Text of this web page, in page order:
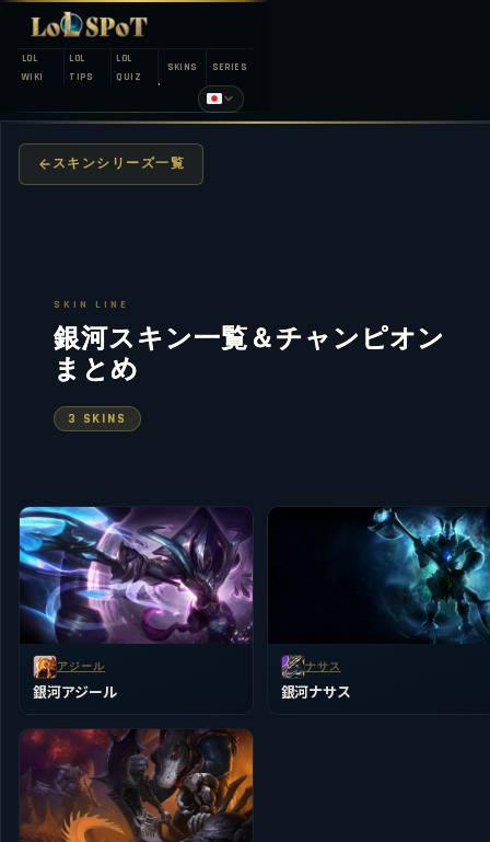
LOL
WIKI
LOL
TIPS
LOL
QUIZ
SKINS SERIES
スキンシリーズ一覧
SKIN LINE
銀河スキン一覧＆チャンピオン
まとめ
3 SKINS
アジール
銀河アジール
ナサス
銀河ナサス